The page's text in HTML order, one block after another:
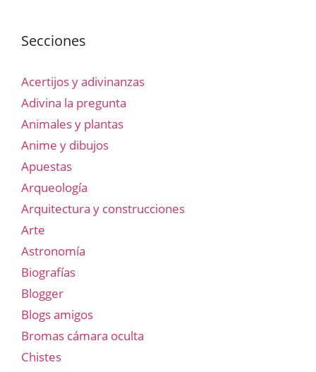
Secciones
Acertijos y adivinanzas
Adivina la pregunta
Animales y plantas
Anime y dibujos
Apuestas
Arqueología
Arquitectura y construcciones
Arte
Astronomía
Biografías
Blogger
Blogs amigos
Bromas cámara oculta
Chistes